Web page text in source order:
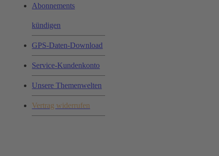
Abonnements
kündigen
GPS-Daten-Download
Service-Kundenkonto
Unsere Themenwelten
Vertrag widerrufen